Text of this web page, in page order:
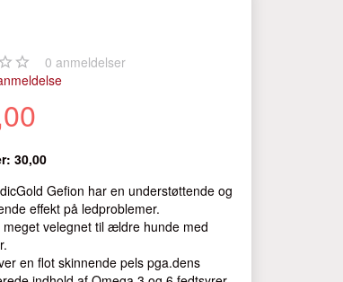
0 anmeldelser
30,00
Gefion har en understøttende og
effekt på ledproblemer.
meget velegnet til ældre hunde med
en flot skinnende pels pga.dens